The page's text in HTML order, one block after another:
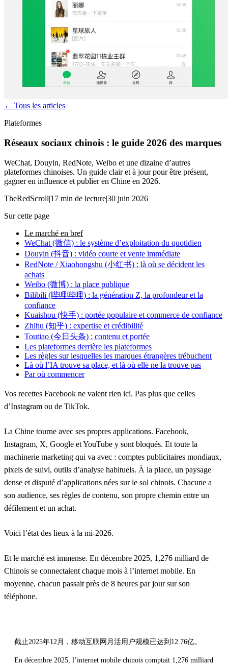
← Tous les articles
Plateformes
Réseaux sociaux chinois : le guide 2026 des marques
WeChat, Douyin, RedNote, Weibo et une dizaine d’autres
plateformes chinoises. Un guide clair et à jour pour être présent,
gagner en influence et publier en Chine en 2026.
TheRedScroll|17 min de lecture|30 juin 2026
Sur cette page
Le marché en bref
WeChat (微信) : le système d’exploitation du quotidien
Douyin (抖音) : vidéo courte et vente immédiate
RedNote / Xiaohongshu (小红书) : là où se décident les
achats
Weibo (微博) : la place publique
Bilibili (哔哩哔哩) : la génération Z, la profondeur et la
confiance
Kuaishou (快手) : portée populaire et commerce de confiance
Zhihu (知乎) : expertise et crédibilité
Toutiao (今日头条) : contenu et portée
Les plateformes derrière les plateformes
Les règles sur lesquelles les marques étrangères trébuchent
Là où l’IA trouve sa place, et là où elle ne la trouve pas
Par où commencer
Vos recettes Facebook ne valent rien ici. Pas plus que celles
d’Instagram ou de TikTok.
La Chine tourne avec ses propres applications. Facebook,
Instagram, X, Google et YouTube y sont bloqués. Et toute la
machinerie marketing qui va avec : comptes publicitaires mondiaux,
pixels de suivi, outils d’analyse habituels. À la place, un paysage
dense et disputé d’applications nées sur le sol chinois. Chacune a
son audience, ses règles de contenu, son propre chemin entre un
défilement et un achat.
Voici l’état des lieux à la mi-2026.
Et le marché est immense. En décembre 2025, 1,276 milliard de
Chinois se connectaient chaque mois à l’internet mobile. En
moyenne, chacun passait près de 8 heures par jour sur son
téléphone.
截止2025年12月，移动互联网月活用户规模已达到12.76亿。
En décembre 2025, l’internet mobile chinois comptait 1,276 milliard